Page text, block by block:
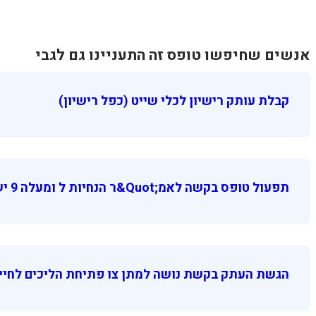
אנשים שחיפשו טופס זה התעניינו גם לגבי
קבלת עותק רישיון לכלי שייט (כפל רישיון)
תפעול טופס בקשה לאמ;quot&ר הנחיות ל ומעלה 9 יש לוודא כי …
הגשת העתק בקשת נושה למתן צו פתיחת הליכים